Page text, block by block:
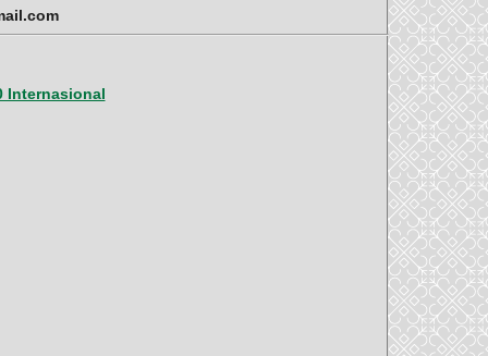
Internasional